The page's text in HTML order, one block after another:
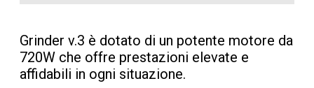
Grinder v.3 è dotato di un potente motore da
720W che offre prestazioni elevate e
affidabili in ogni situazione.